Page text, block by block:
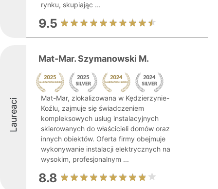
rynku, skupiając ...
9.5
Laureaci
Mat-Mar. Szymanowski M.
Mat-Mar, zlokalizowana w Kędzierzynie-
Koźlu, zajmuje się świadczeniem
kompleksowych usług instalacyjnych
skierowanych do właścicieli domów oraz
innych obiektów. Oferta firmy obejmuje
wykonywanie instalacji elektrycznych na
wysokim, profesjonalnym ...
8.8